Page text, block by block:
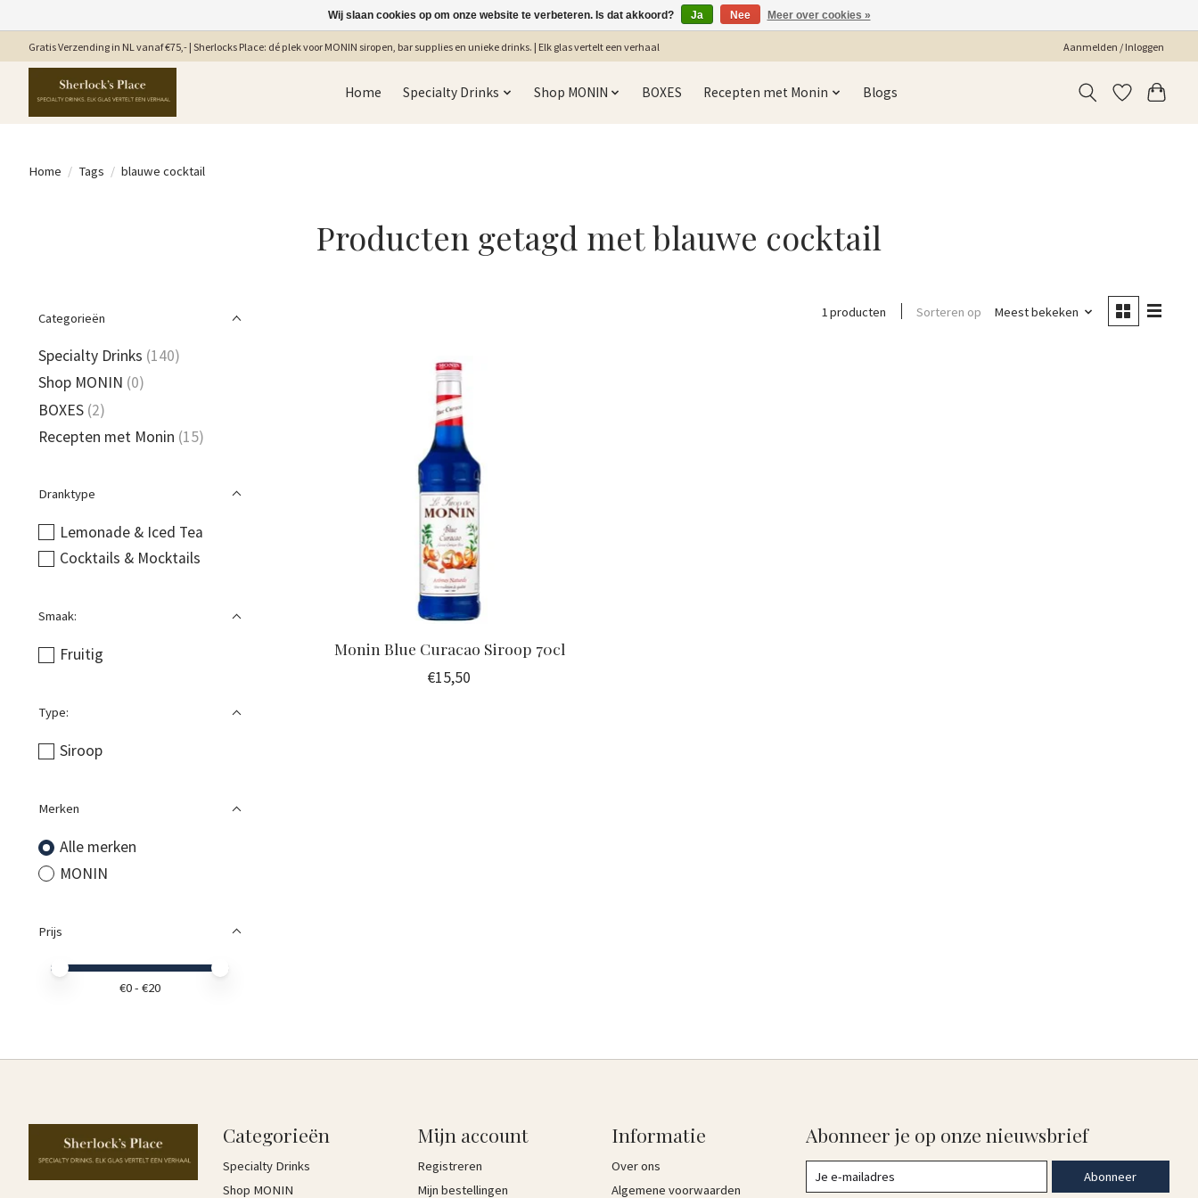
Gratis Verzending in NL vanaf €75,- | Sherlocks Place: dé plek voor MONIN siropen, bar supplies en unieke drinks. | Elk glas vertelt een verhaal Aanmelden / Inloggen
Home Specialty Drinks Shop MONIN BOXES Recepten met Monin Blogs
Home / Tags / blauwe cocktail
Producten getagd met blauwe cocktail
Categorieën
Specialty Drinks (140)
Shop MONIN (0)
BOXES (2)
Recepten met Monin (15)
Dranktype
Lemonade & Iced Tea
Cocktails & Mocktails
Smaak:
Fruitig
Type:
Siroop
Merken
Alle merken
MONIN
Prijs
Minimale prijswaarde
Price maximum value
€0- €20
1 producten Sorteren op Meest bekeken
Monin Blue Curacao Siroop 70cl
€15,50
Categorieën
Specialty Drinks
Shop MONIN
Mijn account
Registreren
Mijn bestellingen
Informatie
Over ons
Algemene voorwaarden
Abonneer je op onze nieuwsbrief
Abonneer
Wij slaan cookies op om onze website te verbeteren. Is dat akkoord? Ja Nee Meer over cookies »